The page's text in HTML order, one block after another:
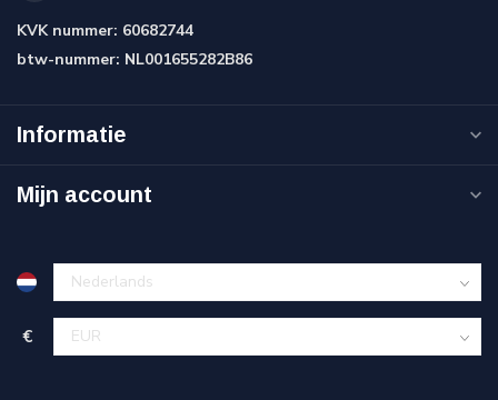
KVK nummer: 60682744
btw-nummer: NL001655282B86
Informatie
Mijn account
€